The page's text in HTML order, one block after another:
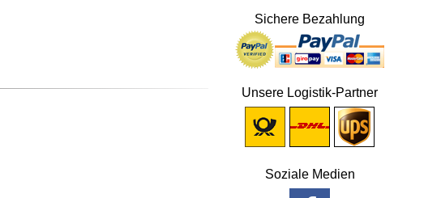
Sichere Bezahlung
Unsere Logistik-Partner
Soziale Medien